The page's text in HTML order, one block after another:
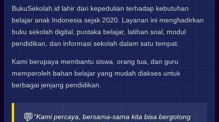
BukuSekolah.id lahir dari kepedulian terhadap kebutuhan
belajar anak Indonesia sejak 2020. Layanan ini menghadirkan
buku sekolah digital, pustaka belajar, latihan soal, modul
pendidikan, dan informasi sekolah dalam satu tempat.
Kami berupaya membantu siswa, orang tua, dan guru
memperoleh bahan belajar yang mudah diakses untuk
berbagai jenjang pendidikan.
💬“Kami percaya, bersama-sama kita bisa bergotong